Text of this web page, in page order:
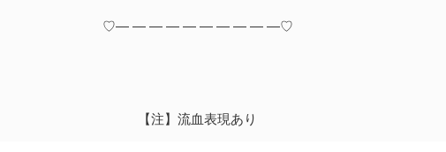
♡― ― ― ― ― ― ― ― ― ―♡
【注】流血表現あり